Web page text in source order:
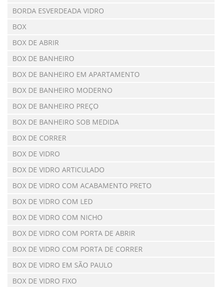
BORDA ESVERDEADA VIDRO
BOX
BOX DE ABRIR
BOX DE BANHEIRO
BOX DE BANHEIRO EM APARTAMENTO
BOX DE BANHEIRO MODERNO
BOX DE BANHEIRO PREÇO
BOX DE BANHEIRO SOB MEDIDA
BOX DE CORRER
BOX DE VIDRO
BOX DE VIDRO ARTICULADO
BOX DE VIDRO COM ACABAMENTO PRETO
BOX DE VIDRO COM LED
BOX DE VIDRO COM NICHO
BOX DE VIDRO COM PORTA DE ABRIR
BOX DE VIDRO COM PORTA DE CORRER
BOX DE VIDRO EM SÃO PAULO
BOX DE VIDRO FIXO